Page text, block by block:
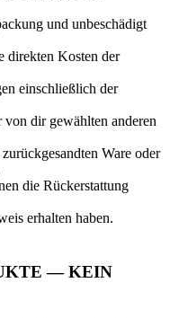
und unbeschädigt
direkten Kosten der
einschließlich der
von dir gewählten anderen
Ware oder
die Rückerstattung
erhalten haben.
— KEIN